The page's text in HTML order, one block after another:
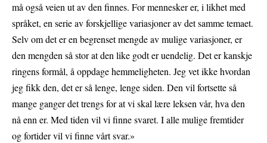
må også veien ut av den finnes. For mennesker er, i likhet med
språket, en serie av forskjellige variasjoner av det samme temaet.
Selv om det er en begrenset mengde av mulige variasjoner, er
den mengden så stor at den like godt er uendelig. Det er kanskje
ringens formål, å oppdage hemmeligheten. Jeg vet ikke hvordan
jeg fikk den, det er så lenge, lenge siden. Den vil fortsette så
mange ganger det trengs for at vi skal lære leksen vår, hva den
nå enn er. Med tiden vil vi finne svaret. I alle mulige fremtider
og fortider vil vi finne vårt svar.»